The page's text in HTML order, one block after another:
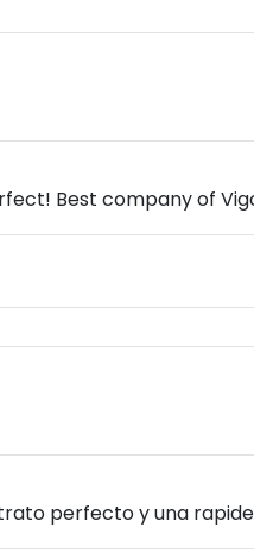
Best company of
perfecto y una